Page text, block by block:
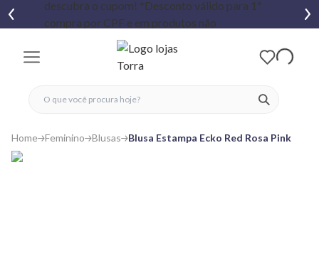
ver
fechar menu
fechar menu
favoritos
Home Feminino Blusas Blusa Estampa Ecko Red Rosa Pink